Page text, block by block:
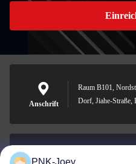
Anschrift
Raum B101,
Dorf, Jiahe-Straße,
PNK-Joey